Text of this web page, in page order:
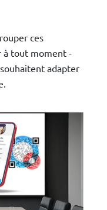
ces
à tout moment -
adapter